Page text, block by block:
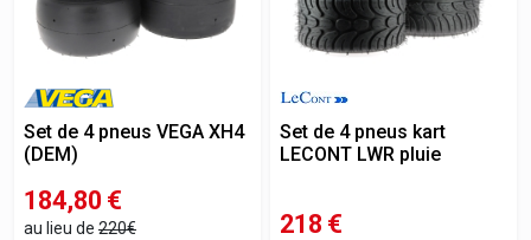
Set de 4 pneus VEGA XH4
(DEM)
184,80 €
au lieu de 220€
Set de 4 pneus kart
LECONT LWR pluie
218 €